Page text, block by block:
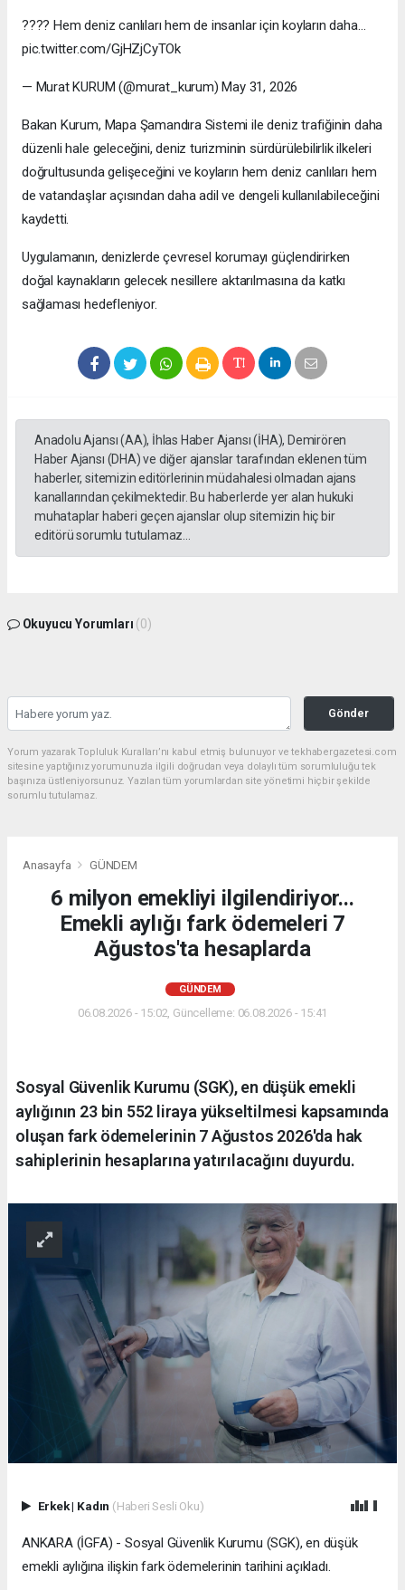
???? Hem deniz canlıları hem de insanlar için koyların daha…
pic.twitter.com/GjHZjCyTOk
— Murat KURUM (@murat_kurum) May 31, 2026
Bakan Kurum, Mapa Şamandıra Sistemi ile deniz trafiğinin daha
düzenli hale geleceğini, deniz turizminin sürdürülebilirlik ilkeleri
doğrultusunda gelişeceğini ve koyların hem deniz canlıları hem
de vatandaşlar açısından daha adil ve dengeli kullanılabileceğini
kaydetti.
Uygulamanın, denizlerde çevresel korumayı güçlendirirken
doğal kaynakların gelecek nesillere aktarılmasına da katkı
sağlaması hedefleniyor.
Anadolu Ajansı (AA), İhlas Haber Ajansı (İHA), Demirören
Haber Ajansı (DHA) ve diğer ajanslar tarafından eklenen tüm
haberler, sitemizin editörlerinin müdahalesi olmadan ajans
kanallarından çekilmektedir. Bu haberlerde yer alan hukuki
muhataplar haberi geçen ajanslar olup sitemizin hiç bir
editörü sorumlu tutulamaz...
Okuyucu Yorumları (0)
Gönder
Yorum yazarak Topluluk Kuralları’nı kabul etmiş bulunuyor ve tekhabergazetesi.com
sitesine yaptığınız yorumunuzla ilgili doğrudan veya dolaylı tüm sorumluluğu tek
başınıza üstleniyorsunuz. Yazılan tüm yorumlardan site yönetimi hiçbir şekilde
sorumlu tutulamaz.
Anasayfa GÜNDEM
6 milyon emekliyi ilgilendiriyor...
Emekli aylığı fark ödemeleri 7
Ağustos'ta hesaplarda
GÜNDEM
06.08.2026 - 15:02, Güncelleme: 06.08.2026 - 15:41
Sosyal Güvenlik Kurumu (SGK), en düşük emekli
aylığının 23 bin 552 liraya yükseltilmesi kapsamında
oluşan fark ödemelerinin 7 Ağustos 2026'da hak
sahiplerinin hesaplarına yatırılacağını duyurdu.
Erkek| Kadın (Haberi Sesli Oku)
ANKARA (İGFA) - Sosyal Güvenlik Kurumu (SGK), en düşük
emekli aylığına ilişkin fark ödemelerinin tarihini açıkladı.